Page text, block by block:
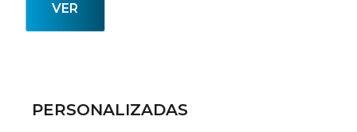
VER PRODUTOS
VER
PERSONALIZADAS